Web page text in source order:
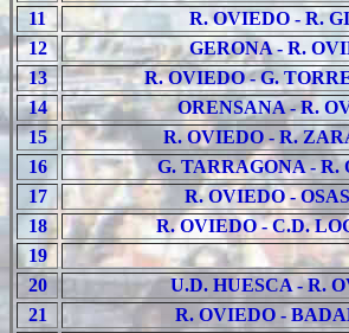
11
R. OVIEDO - R.
12
GERONA - R.
13
R. OVIEDO - G.
14
ORENSANA - R.
15
R. OVIEDO - R.
16
G. TARRAGONA - R.
17
R. OVIEDO -
18
R. OVIEDO - C.D.
19
20
U.D. HUESCA - R.
21
R. OVIEDO -